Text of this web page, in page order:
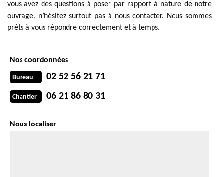
vous avez des questions à poser par rapport à nature de notre
ouvrage, n’hésitez surtout pas à nous contacter. Nous sommes
prêts à vous répondre correctement et à temps.
Nos coordonnées
Bureau 02 52 56 21 71
Chantier 06 21 86 80 31
Nous localiser